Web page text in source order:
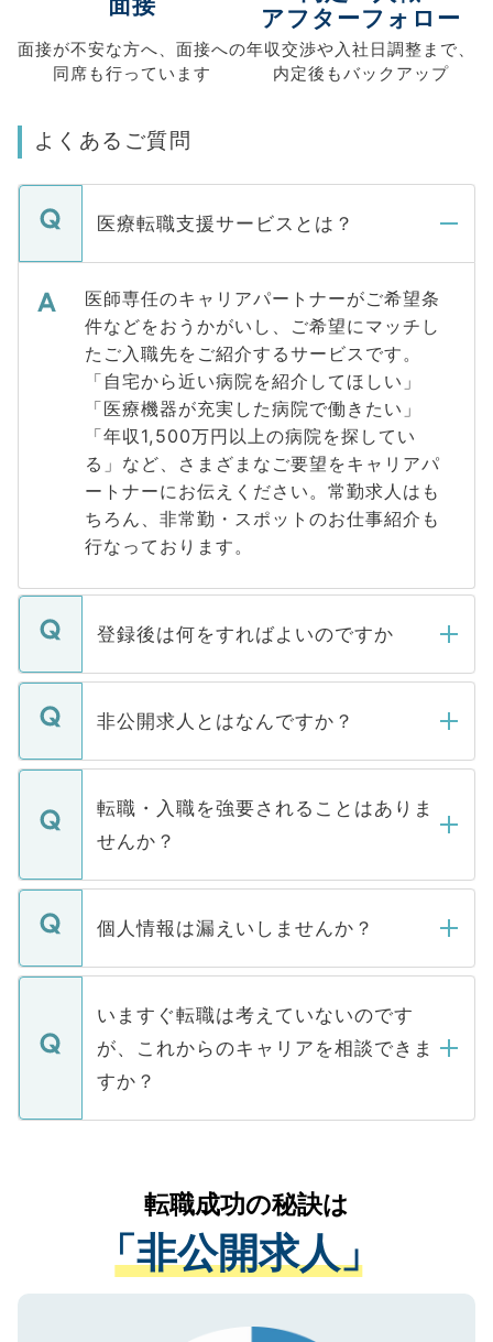
面接が不安な方へ、 面接への
同席も行っています
アフターフォロー
年収交渉や入社日調整まで、
内定後もバックアップ
よくあるご質問
医療転職支援サービスとは？
医師専任のキャリアパートナーがご希望条
件などをおうかがいし、ご希望にマッチし
たご入職先をご紹介するサービスです。
「自宅から近い病院を紹介してほしい」
「医療機器が充実した病院で働きたい」
「年収1,500万円以上の病院を探してい
る」など、さまざまなご要望をキャリアパ
ートナーにお伝えください。常勤求人はも
ちろん、非常勤・スポットのお仕事紹介も
行なっております。
登録後は何をすればよいのですか
ご登録いただきましたら、弊社担当者がご
登録内容を確認し、その後メールもしくは
ます。通常、5営業日以内にはご連絡をせて
いただきますので、しばらくお待ちくださ
非公開求人とはなんですか？
マイナビDOCTORで取り扱っている求人の
うち約3割は、Webサイトからご覧いただ
けない「非公開求人」です。非公開求人は
下記の理由によって、一般には公開してい
ません。
■応募殺到を避けるため 人気のある医療機
関を公にしてしまうと、応募が殺到する場
に、医療機関が求める条件に合った人材の
みを人材紹介会社に依頼するケースが増え
ています。
転職・入職を強要されることはありま
せんか？
転職・入職を強要することは一切ありませ
ん。また、仮に応募先から内定をいただい
定を承諾する必要はありません。内定先へ
の辞退の連絡はキャリアパートナーが行い
個人情報は漏えいしませんか？
個人情報が漏えいすることはありませんの
で、ご安心ください。当サイトからの登録
などで収集したご登録者様の個人情報は、
ご本人のキャリアアップおよび転職活動の
支援を目的に使用いたします。お預かりし
ているすべての個人データはご本人の許可
は、個人情報の取り扱いについての厳密な
管理基準を満たした事業者のみに付与され
る、プライバシーマークを取得済みです。
いますぐ転職は考えていないのです
が、これからのキャリアを相談できま
すか？
かがいして、現在の医療機関の状況や紹介
経験をまじえながら、適切なアドバイスを
させていただきます。すぐにご転職をされ
ない方には、長期的なサポートが可能です
ので、まずはご登録ください。
転職成功の秘訣は
「非公開求人」